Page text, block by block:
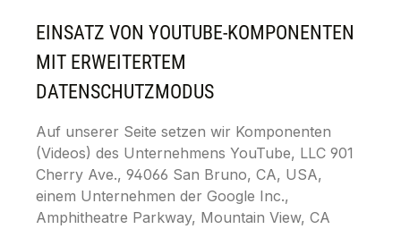
EINSATZ VON YOUTUBE-KOMPONENTEN
MIT ERWEITERTEM
DATENSCHUTZMODUS
Auf unserer Seite setzen wir Komponenten
(Videos) des Unternehmens YouTube, LLC 901
Cherry Ave., 94066 San Bruno, CA, USA,
einem Unternehmen der Google Inc.,
Amphitheatre Parkway, Mountain View, CA